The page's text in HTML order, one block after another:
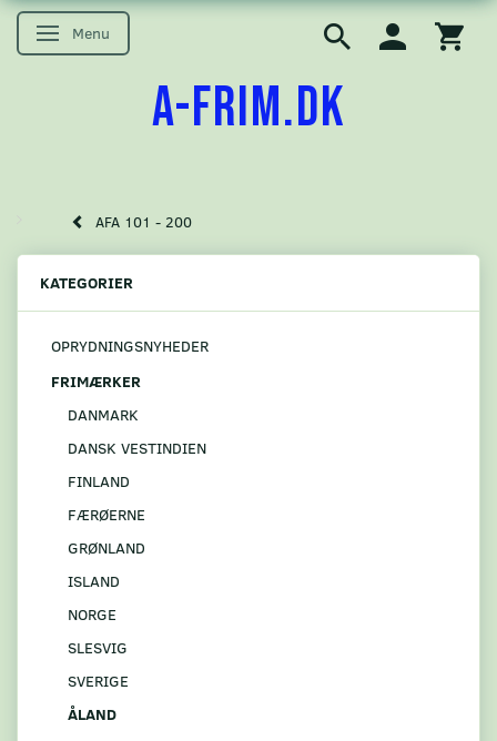
Skifte navigation
Menu
A-FRIM.DK
AFA 101 - 200
KATEGORIER
OPRYDNINGSNYHEDER
FRIMÆRKER
DANMARK
DANSK VESTINDIEN
FINLAND
FÆRØERNE
GRØNLAND
ISLAND
NORGE
SLESVIG
SVERIGE
ÅLAND